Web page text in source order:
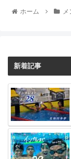
ホーム
新着記事